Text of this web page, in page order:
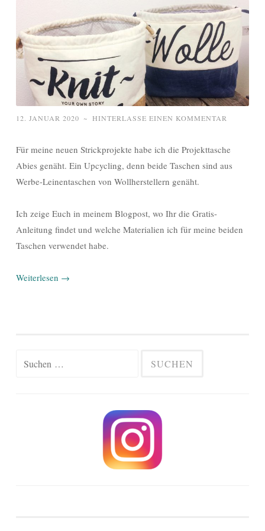
12. JANUAR 2020 ~ HINTERLASSE EINEN KOMMENTAR
Für meine neuen Strickprojekte habe ich die Projekttasche
Abies genäht. Ein Upcycling, denn beide Taschen sind aus
Werbe-Leinentaschen von Wollherstellern genäht.
Ich zeige Euch in meinem Blogpost, wo Ihr die Gratis-
Anleitung findet und welche Materialien ich für meine beiden
Taschen verwendet habe.
Weiterlesen →
Suchen